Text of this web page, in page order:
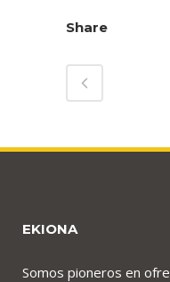
Share
EKIONA
Somos pioneros en